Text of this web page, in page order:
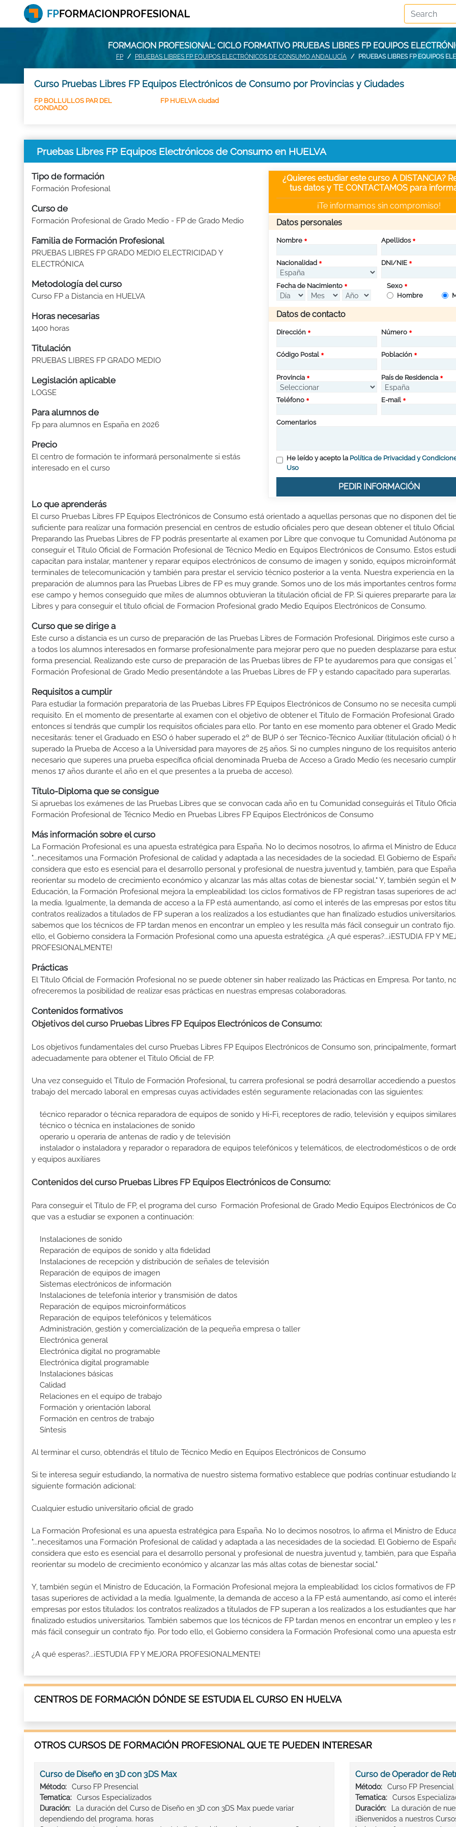
FORMACION PROFESIONAL: CICLO FORMATIVO PRUEBAS LIBRES FP EQUIPOS
FP PRUEBAS LIBRES FP EQUIPOS ELECTRÓNICOS DE CONSUMO ANDALUCÍA PRUEBAS LIBRES FP EQUIPOS
Curso Pruebas Libres FP Equipos Electrónicos de Consumo por Provincias y Ciudades
FP BOLLULLOS PAR DEL
CONDADO
FP HUELVA ciudad
Pruebas Libres FP Equipos Electrónicos de Consumo en HUELVA
Tipo de formación
Formación Profesional
Curso de
Formación Profesional de Grado Medio - FP de Grado Medio
Familia de Formación Profesional
PRUEBAS LIBRES FP GRADO MEDIO ELECTRICIDAD Y
ELECTRÓNICA
Metodología del curso
Curso FP a Distancia en HUELVA
Horas necesarias
1400 horas
Titulación
PRUEBAS LIBRES FP GRADO MEDIO
Legislación aplicable
LOGSE
Para alumnos de
Fp para alumnos en España en 2026
Precio
El centro de formación te informará personalmente si estás
interesado en el curso
¿Quieres estudiar este curso A DISTANCIA?
tus datos y TE CONTACTAMOS para
¡Te informamos sin compromiso!
Datos personales
Nombre Apellidos
Nacionalidad DNI/NIE
Fecha de Nacimiento
Sexo
Hombre
Datos de contacto
Dirección Número
Código Postal Población
Provincia País de Residencia
Teléfono E-mail
Comentarios
He leído y acepto la Política de Privacidad y
Uso
PEDIR INFORMACIÓN
Lo que aprenderás
El curso Pruebas Libres FP Equipos Electrónicos de Consumo está orientado a aquellas personas que no disponen del
suficiente para realizar una formación presencial en centros de estudio oficiales pero que desean obtener el título Oficial
Preparando las Pruebas Libres de FP podrás presentarte al examen por Libre que convoque tu Comunidad Autónoma
conseguir el Título Oficial de Formación Profesional de Técnico Medio en Equipos Electrónicos de Consumo. Estos
capacitan para instalar, mantener y reparar equipos electrónicos de consumo de imagen y sonido, equipos
terminales de telecomunicación y también para prestar el servicio técnico posterior a la venta. Nuestra experiencia en la
preparación de alumnos para las Pruebas Libres de FP es muy grande. Somos uno de los más importantes centros
ese campo y hemos conseguido que miles de alumnos obtuvieran la titulación oficial de FP. Si quieres prepararte para
Libres y para conseguir el título oficial de Formacion Profesional grado Medio Equipos Electrónicos de Consumo.
Curso que se dirige a
Este curso a distancia es un curso de preparación de las Pruebas Libres de Formación Profesional. Dirigimos este curso
a todos los alumnos interesados en formarse profesionalmente para mejorar pero que no pueden desplazarse para
forma presencial. Realizando este curso de preparación de las Pruebas libres de FP te ayudaremos para que consigas el
Formación Profesional de Grado Medio presentándote a las Pruebas Libres de FP y estando capacitado para superarlas.
Requisitos a cumplir
Para estudiar la formación preparatoria de las Pruebas Libres FP Equipos Electrónicos de Consumo no se necesita
requisito. En el momento de presentarte al examen con el objetivo de obtener el Titulo de Formación Profesional
entonces sí tendrás que cumplir los requisitos oficiales para ello. Por tanto en ese momento para obtener el Grado
necesitarás: tener el Graduado en ESO ó haber superado el 2º de BUP ó ser Técnico-Técnico Auxiliar (titulación oficial) ó
superado la Prueba de Acceso a la Universidad para mayores de 25 años. Si no cumples ninguno de los requisitos
necesario que superes una prueba específica oficial denominada Prueba de Acceso a Grado Medio (es necesario
menos 17 años durante el año en el que presentes a la prueba de acceso).
Título-Diploma que se consigue
Si apruebas los exámenes de las Pruebas Libres que se convocan cada año en tu Comunidad conseguirás el Título
Formación Profesional de Técnico Medio en Pruebas Libres FP Equipos Electrónicos de Consumo
Más información sobre el curso
La Formación Profesional es una apuesta estratégica para España. No lo decimos nosotros, lo afirma el Ministro de
"...necesitamos una Formación Profesional de calidad y adaptada a las necesidades de la sociedad. El Gobierno de
considera que esto es esencial para el desarrollo personal y profesional de nuestra juventud y, también, para que
reorientar su modelo de crecimiento económico y alcanzar las más altas cotas de bienestar social." Y, también según el
Educación, la Formación Profesional mejora la empleabilidad: los ciclos formativos de FP registran tasas superiores de
la media. Igualmente, la demanda de acceso a la FP está aumentando, así como el interés de las empresas por estos
contratos realizados a titulados de FP superan a los realizados a los estudiantes que han finalizado estudios
sabemos que los técnicos de FP tardan menos en encontrar un empleo y les resulta más fácil conseguir un contrato
ello, el Gobierno considera la Formación Profesional como una apuesta estratégica. ¿A qué esperas?...¡ESTUDIA FP Y
PROFESIONALMENTE!
Prácticas
El Título Oficial de Formación Profesional no se puede obtener sin haber realizado las Prácticas en Empresa. Por tanto,
ofreceremos la posibilidad de realizar esas prácticas en nuestras empresas colaboradoras.
Contenidos formativos
Objetivos del curso Pruebas Libres FP Equipos Electrónicos de Consumo:
Los objetivos fundamentales del curso Pruebas Libres FP Equipos Electrónicos de Consumo son, principalmente,
adecuadamente para obtener el Titulo Oficial de FP.
Una vez conseguido el Título de Formación Profesional, tu carrera profesional se podrá desarrollar accediendo a
trabajo del mercado laboral en empresas cuyas actividades estén seguramente relacionadas con las siguientes:
técnico reparador o técnica reparadora de equipos de sonido y Hi-Fi, receptores de radio, televisión y equipos similares
técnico o técnica en instalaciones de sonido
operario u operaria de antenas de radio y de televisión
instalador o instaladora y reparador o reparadora de equipos telefónicos y telemáticos, de electrodomésticos o de
y equipos auxiliares
Contenidos del curso Pruebas Libres FP Equipos Electrónicos de Consumo:
Para conseguir el Título de FP, el programa del curso Formación Profesional de Grado Medio Equipos Electrónicos de
que vas a estudiar se exponen a continuación:
Instalaciones de sonido
Reparación de equipos de sonido y alta fidelidad
Instalaciones de recepción y distribución de señales de televisión
Reparación de equipos de imagen
Sistemas electrónicos de información
Instalaciones de telefonía interior y transmisión de datos
Reparación de equipos microinformáticos
Reparación de equipos telefónicos y telemáticos
Administración, gestión y comercialización de la pequeña empresa o taller
Electrónica general
Electrónica digital no programable
Electrónica digital programable
Instalaciones básicas
Calidad
Relaciones en el equipo de trabajo
Formación y orientación laboral
Formación en centros de trabajo
Síntesis
Al terminar el curso, obtendrás el título de Técnico Medio en Equipos Electrónicos de Consumo
Si te interesa seguir estudiando, la normativa de nuestro sistema formativo establece que podrías continuar estudiando
siguiente formación adicional:
Cualquier estudio universitario oficial de grado
La Formación Profesional es una apuesta estratégica para España. No lo decimos nosotros, lo afirma el Ministro de
"...necesitamos una Formación Profesional de calidad y adaptada a las necesidades de la sociedad. El Gobierno de
considera que esto es esencial para el desarrollo personal y profesional de nuestra juventud y, también, para que
reorientar su modelo de crecimiento económico y alcanzar las más altas cotas de bienestar social."
Y, también según el Ministro de Educación, la Formación Profesional mejora la empleabilidad: los ciclos formativos de
tasas superiores de actividad a la media. Igualmente, la demanda de acceso a la FP está aumentando, así como el
empresas por estos titulados: los contratos realizados a titulados de FP superan a los realizados a los estudiantes que
finalizado estudios universitarios. También sabemos que los técnicos de FP tardan menos en encontrar un empleo y les
más fácil conseguir un contrato fijo. Por todo ello, el Gobierno considera la Formación Profesional como una apuesta
¿A qué esperas?...¡ESTUDIA FP Y MEJORA PROFESIONALMENTE!
CENTROS DE FORMACIÓN DÓNDE SE ESTUDIA EL CURSO EN HUELVA
OTROS CURSOS DE FORMACIÓN PROFESIONAL QUE TE PUEDEN INTERESAR
Curso de Diseño en 3D con 3DS Max
Método:
Curso FP Presencial
Tematica:
Cursos Especializados
Duración:
La duración del Curso de Diseño en 3D con 3DS Max puede variar
dependiendo del programa. horas
Curso de Operador de
Método:
Curso FP Presencial
Tematica:
Cursos
Duración:
La duración de
¡Bienvenidos a nuestros